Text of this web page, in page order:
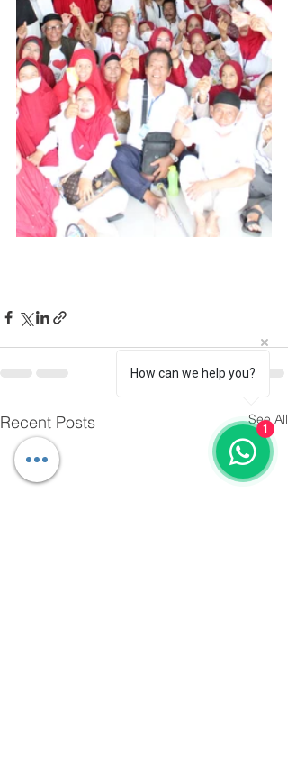
Recent Posts See All
How can we help you?
1